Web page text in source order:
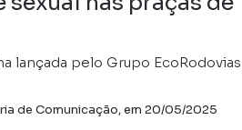
lançada pelo Grupo EcoRodovias
de Comunicação, em 20/05/2025